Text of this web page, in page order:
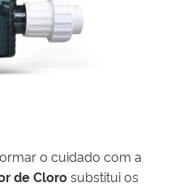
o cuidado com a
de Clorosubstitui os